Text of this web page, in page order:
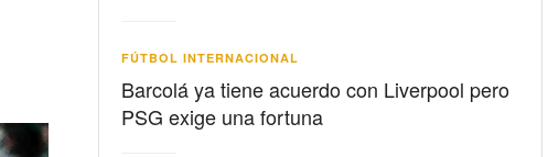
FÚTBOL INTERNACIONAL
Barcolá ya tiene acuerdo con Liverpool pero
PSG exige una fortuna